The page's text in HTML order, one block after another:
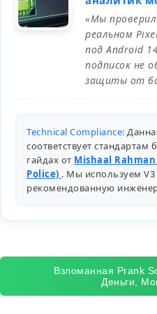
«Мы
реальном
под Android
подписок не
защиты от
Technical Compliance:
соответствует
гайдах от Mishaal
Police) . Мы используем V3
рекомендованную
Взломанная Prank
Деньги,